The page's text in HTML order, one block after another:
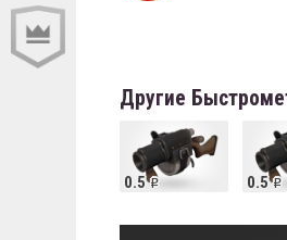
Другие
0.5 0.5